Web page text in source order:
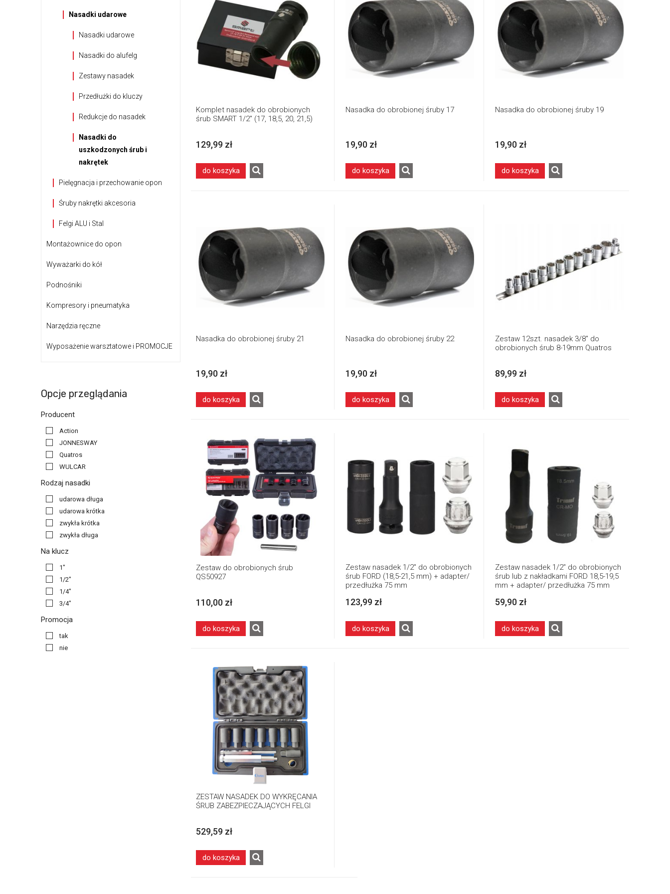
Nasadki udarowe
Nasadki udarowe
Nasadki do alufelg
Zestawy nasadek
Przedłużki do kluczy
Redukcje do nasadek
Nasadki do
uszkodzonych śrub i
nakrętek
Pielęgnacja i przechowanie opon
Śruby nakrętki akcesoria
Felgi ALU i Stal
Montażownice do opon
Wyważarki do kół
Podnośniki
Kompresory i pneumatyka
Narzędzia ręczne
Wyposażenie warsztatowe i PROMOCJE
Opcje przeglądania
Producent
Action
JONNESWAY
Quatros
WULCAR
Rodzaj nasadki
udarowa długa
udarowa krótka
zwykła krótka
zwykła długa
Na klucz
1"
1/2"
1/4"
3/4"
Promocja
tak
nie
Komplet nasadek do obrobionych
śrub SMART 1/2" (17, 18,5, 20, 21,5)
129,99 zł
do koszyka
Nasadka do obrobionej śruby 17
19,90 zł
do koszyka
Nasadka do obrobionej śruby 19
19,90 zł
do koszyka
Nasadka do obrobionej śruby 21
19,90 zł
do koszyka
Nasadka do obrobionej śruby 22
19,90 zł
do koszyka
Zestaw 12szt. nasadek 3/8" do
obrobionych śrub 8-19mm Quatros
89,99 zł
do koszyka
Zestaw do obrobionych śrub
QS50927
110,00 zł
do koszyka
Zestaw nasadek 1/2" do obrobionych
śrub FORD (18,5-21,5 mm) + adapter/
przedłużka 75 mm
123,99 zł
do koszyka
Zestaw nasadek 1/2" do obrobionych
śrub lub z nakładkami FORD 18,5-19,5
mm + adapter/ przedłużka 75 mm
59,90 zł
do koszyka
ZESTAW NASADEK DO WYKRĘCANIA
ŚRUB ZABEZPIECZAJĄCYCH FELGI
529,59 zł
do koszyka